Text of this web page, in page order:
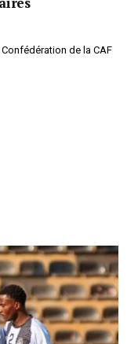
de la CAF